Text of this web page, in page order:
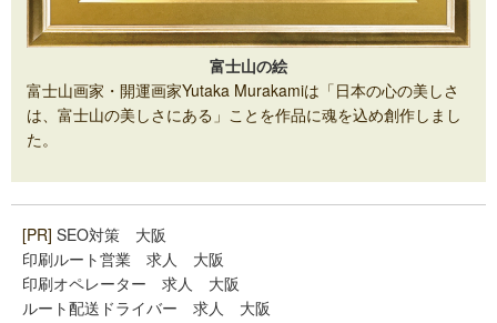
富士山の絵
富士山画家・開運画家Yutaka Murakamiは「日本の心の美しさ
は、富士山の美しさにある」ことを作品に魂を込め創作しまし
た。
[PR] SEO対策 大阪
印刷ルート営業 求人 大阪
印刷オペレーター 求人 大阪
ルート配送ドライバー 求人 大阪